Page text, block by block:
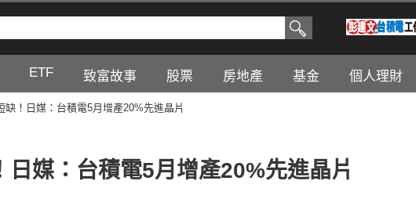
ETF 致富故事 股票 房地產 基金 個人理財
缺！日媒：台積電5月增產20%先進晶片
日媒：台積電5月增產20%先進晶片